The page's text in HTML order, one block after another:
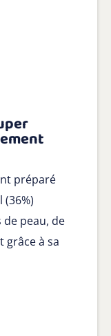
préparé
peau, de
grâce à sa